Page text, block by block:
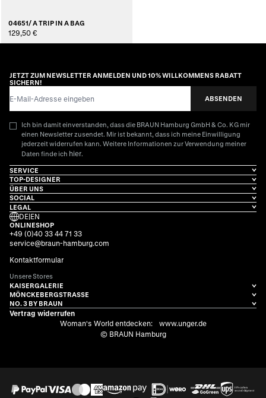
04651/ A TRIP IN A BAG
129,50 €
JETZT ZUM NEWSLETTER ANMELDEN UND 10% WILLKOMMENS RABATT
SICHERN!
ABSENDEN
Ich bin damit einverstanden, dass die BRAUN Hamburg GmbH & Co. KG mir
einen Newsletter zusendet. Mir ist bekannt, dass ich meine Einwilligung
jederzeit widerrufen kann. Weitere Informationen zur Verwendung meiner
Daten finde ich hier.
SERVICE
TOP-DESIGNER
ÜBER UNS
SOCIAL
LEGAL
DE|EN
ONLINESHOP
+49 (0)40 33 44 71 33
service@braun-hamburg.com
Kontaktformular
Unsere Stores
KAISERGALERIE
MÖNCKEBERGSTRASSE
NO. 3 BY BRAUN
Vertrag widerrufen
Woman's World entdecken:
www.unger.de
© BRAUN Hamburg